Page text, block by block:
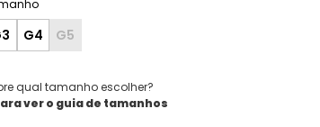
G4 G5
qual tamanho escolher?
ver o guia de tamanhos